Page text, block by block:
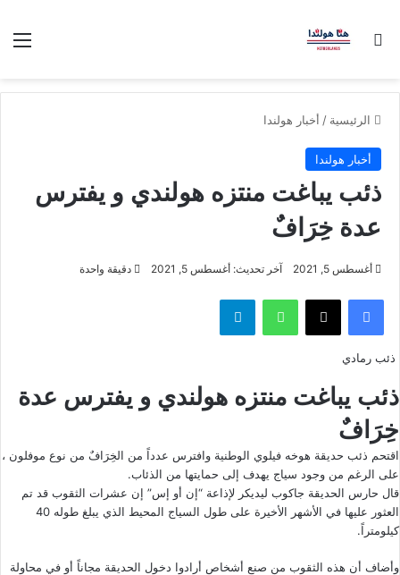
بحث عن
الرئيسية / أخبار هولندا
أخبار هولندا
ذئب يباغت منتزه هولندي و يفترس
عدة خِرَافٌ
أغسطس 5, 2021 آخر تحديث: أغسطس 5, 2021 دقيقة واحدة
فيسبوك ‫X واتساب تيلقرام
ذئب رمادي
ذئب يباغت منتزه هولندي و يفترس عدة
خِرَافٌ
اقتحم ذئب حديقة هوخه فيلوي الوطنية وافترس عدداً من الخِرَافٌ من نوع موفلون ،
على الرغم من وجود سياج يهدف إلى حمايتها من الذئاب.
قال حارس الحديقة جاكوب ليديكر لإذاعة “إن أو إس” إن عشرات الثقوب قد تم
العثور عليها في الأشهر الأخيرة على طول السياج المحيط الذي يبلغ طوله 40
كيلومتراً.
وأضاف أن هذه الثقوب من صنع أشخاص أرادوا دخول الحديقة مجاناً أو في محاولة